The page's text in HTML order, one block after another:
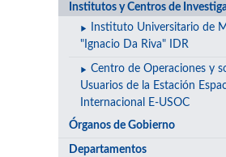
Institutos y Centros de
Instituto Universitario de
"Ignacio Da Riva" IDR
Centro de Operaciones y
Usuarios de la Estación
Internacional E-USOC
Órganos de Gobierno
Departamentos